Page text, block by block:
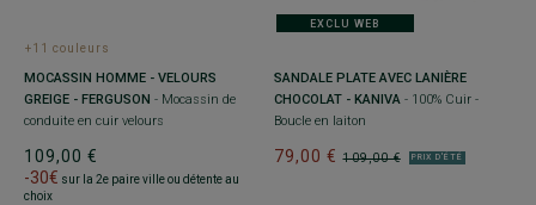
+11 couleurs
MOCASSIN HOMME - VELOURS
GREIGE - FERGUSON - Mocassin de
conduite en cuir velours
109,00 €
-30€ sur la 2e paire ville ou détente au
choix
EXCLU WEB
SANDALE PLATE AVEC LANIÈRE
CHOCOLAT - KANIVA - 100% Cuir -
Boucle en laiton
109,00 €
79,00 € PRIX D'ÉTÉ